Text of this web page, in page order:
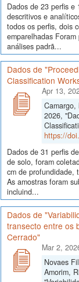
Dados de 23 perfis e
descritivos e
todos os perfis, dois
emparelhadas
análises padrã...
Dados de
Classification
Apr 13,
Camargo,
2026,
https://
Dados de 31 perfis
de solo, foram
cm de profundidade,
As amostras foram
incluind...
Dados de
transecto entre os
Cerrado"
Mar 2,
Novaes
Amorim,